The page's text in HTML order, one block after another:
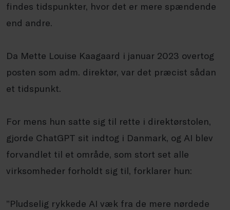
findes tidspunkter, hvor det er mere spændende
end andre.
Da Mette Louise Kaagaard i januar 2023 overtog
posten som adm. direktør, var det præcist sådan
et tidspunkt.
For mens hun satte sig til rette i direktørstolen,
gjorde ChatGPT sit indtog i Danmark, og AI blev
forvandlet til et område, som stort set alle
virksomheder forholdt sig til, forklarer hun:
”Pludselig rykkede AI væk fra de mere nørdede